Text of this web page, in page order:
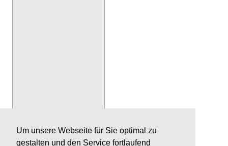
Um unsere Webseite für Sie optimal zu
gestalten und den Service fortlaufend